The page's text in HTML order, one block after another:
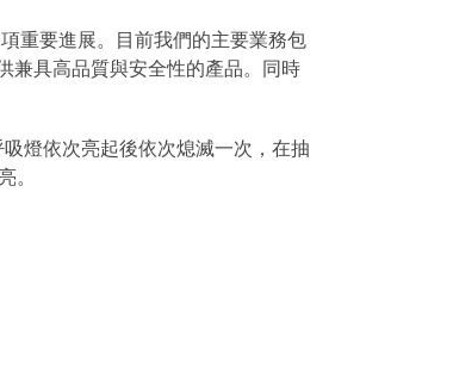
重要進展。目前我們的主要業務包
兼具高品質與安全性的產品。同時
燈依次亮起後依次熄滅一次，在抽
。